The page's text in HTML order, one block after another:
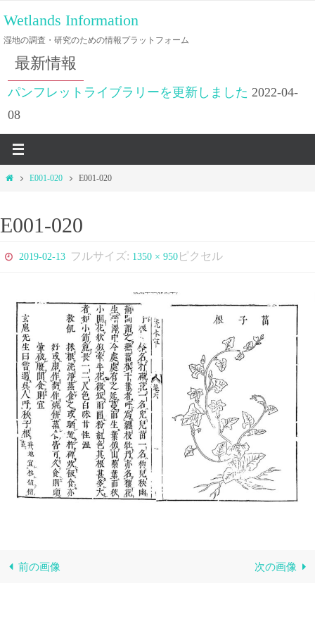
ン
テ
ツ
ス
プ
Wetlands Information
湿地の調査・研究のための情報プラットフォーム
最新情報
パンフレットライブラリーを更新しました 2022-04-
08
ホ
E001-020 E001-020
E001-020
2019-02-13 フルサイズ: 1350 × 950 ピクセル
前の画像 次の画像